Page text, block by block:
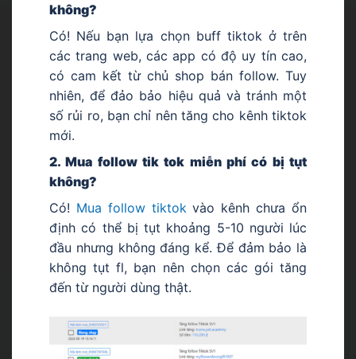
không?
Có! Nếu bạn lựa chọn buff tiktok ở trên
các trang web, các app có độ uy tín cao,
có cam kết từ chủ shop bán follow. Tuy
nhiên, để đảo bảo hiệu quả và tránh một
số rủi ro, bạn chỉ nên tăng cho kênh tiktok
mới.
2. Mua follow tik tok miễn phí có bị tụt
không?
Có! Mua follow tiktok vào kênh chưa ổn
định có thể bị tụt khoảng 5-10 người lúc
đầu nhưng không đáng kể. Để đảm bảo là
không tụt fl, bạn nên chọn các gói tăng
đến từ người dùng thật.